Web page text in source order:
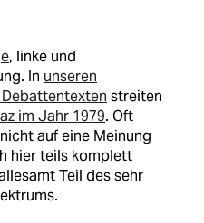
, linke und
In unseren
streiten
im Jahr 1979. Oft
auf eine Meinung
hier teils komplett
Teil des sehr